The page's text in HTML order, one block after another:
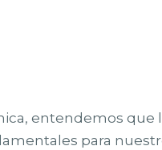
entendemos que
para